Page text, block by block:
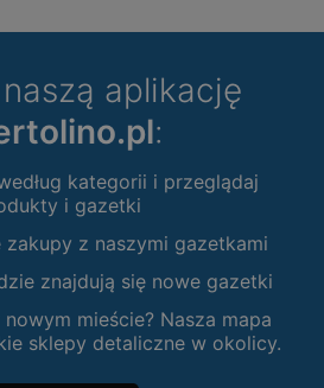
aplikację
:
kategorii i przeglądaj
i gazetki
zakupy z naszymi gazetkami
znajdują się nowe gazetki
mieście? Nasza mapa
sklepy detaliczne w okolicy.